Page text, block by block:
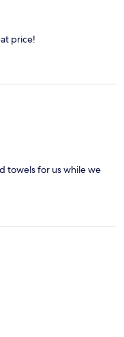
price!
towels for us while we